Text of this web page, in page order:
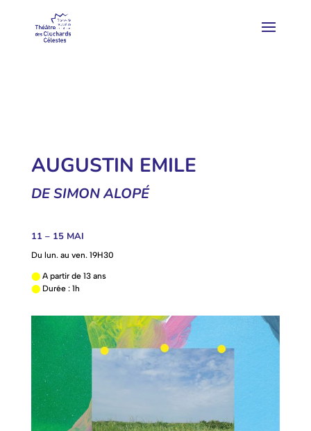
AUGUSTIN EMILE
DE SIMON ALOPÉ
11 – 15 MAI
Du lun. au ven. 19H30
⬤ A partir de 13 ans
⬤Durée : 1h